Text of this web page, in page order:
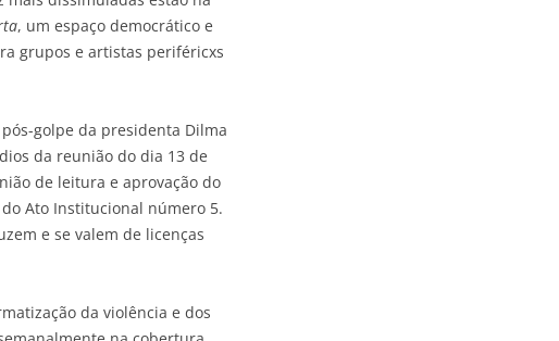
, um espaço democrático e
grupos e artistas periféricxs
golpe da presidenta Dilma
da reunião do dia 13 de
de leitura e aprovação do
Ato Institucional número 5.
e se valem de licenças
da violência e dos